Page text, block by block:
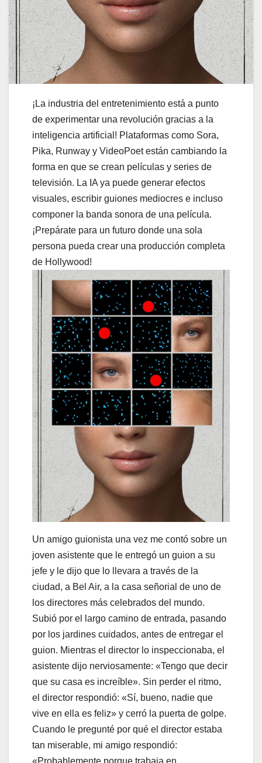
¡La industria del entretenimiento está a punto
de experimentar una revolución gracias a la
inteligencia artificial! Plataformas como Sora,
Pika, Runway y VideoPoet están cambiando la
forma en que se crean películas y series de
televisión. La IA ya puede generar efectos
visuales, escribir guiones mediocres e incluso
componer la banda sonora de una película.
¡Prepárate para un futuro donde una sola
persona pueda crear una producción completa
de Hollywood!
Un amigo guionista una vez me contó sobre un
joven asistente que le entregó un guion a su
jefe y le dijo que lo llevara a través de la
ciudad, a Bel Air, a la casa señorial de uno de
los directores más celebrados del mundo.
Subió por el largo camino de entrada, pasando
por los jardines cuidados, antes de entregar el
guion. Mientras el director lo inspeccionaba, el
asistente dijo nerviosamente: «Tengo que decir
que su casa es increíble». Sin perder el ritmo,
el director respondió: «Sí, bueno, nadie que
vive en ella es feliz» y cerró la puerta de golpe.
Cuando le pregunté por qué el director estaba
tan miserable, mi amigo respondió: